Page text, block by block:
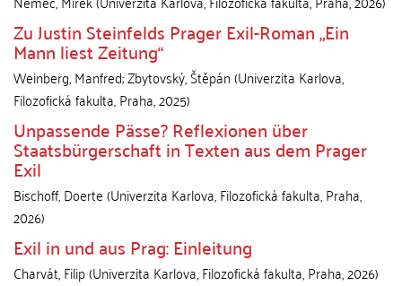
Zu Justin Steinfelds Prager Exil-Roman „Ein
Mann liest Zeitung“
Weinberg, Manfred;Zbytovský, Štěpán(Univerzita Karlova,
Filozofická fakulta,Praha,2025)
Unpassende Pässe? Reflexionen über
Staatsbürgerschaft in Texten aus dem Prager
Exil
Bischoff, Doerte(Univerzita Karlova, Filozofická fakulta,Praha,
2026)
Exil in und aus Prag: Einleitung
Charvát, Filip(Univerzita Karlova, Filozofická fakulta,Praha,2026)